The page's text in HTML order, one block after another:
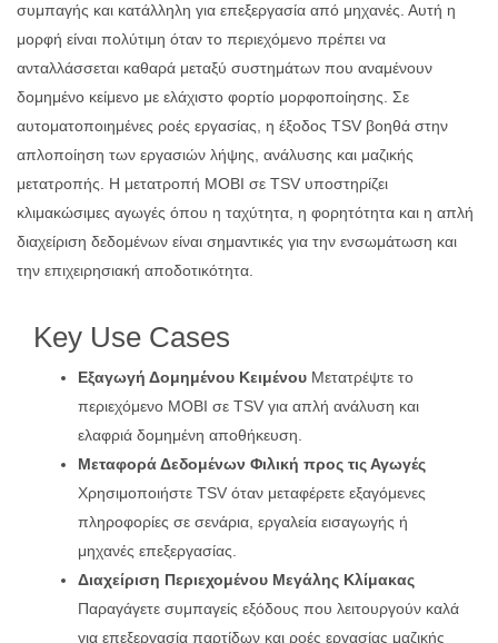
συμπαγής και κατάλληλη για επεξεργασία από μηχανές. Αυτή η
μορφή είναι πολύτιμη όταν το περιεχόμενο πρέπει να
ανταλλάσσεται καθαρά μεταξύ συστημάτων που αναμένουν
δομημένο κείμενο με ελάχιστο φορτίο μορφοποίησης. Σε
αυτοματοποιημένες ροές εργασίας, η έξοδος TSV βοηθά στην
απλοποίηση των εργασιών λήψης, ανάλυσης και μαζικής
μετατροπής. Η μετατροπή MOBI σε TSV υποστηρίζει
κλιμακώσιμες αγωγές όπου η ταχύτητα, η φορητότητα και η απλή
διαχείριση δεδομένων είναι σημαντικές για την ενσωμάτωση και
την επιχειρησιακή αποδοτικότητα.
Key Use Cases
Εξαγωγή Δομημένου Κειμένου Μετατρέψτε το
περιεχόμενο MOBI σε TSV για απλή ανάλυση και
ελαφριά δομημένη αποθήκευση.
Μεταφορά Δεδομένων Φιλική προς τις Αγωγές
Χρησιμοποιήστε TSV όταν μεταφέρετε εξαγόμενες
πληροφορίες σε σενάρια, εργαλεία εισαγωγής ή
μηχανές επεξεργασίας.
Διαχείριση Περιεχομένου Μεγάλης Κλίμακας
Παραγάγετε συμπαγείς εξόδους που λειτουργούν καλά
για επεξεργασία παρτίδων και ροές εργασίας μαζικής